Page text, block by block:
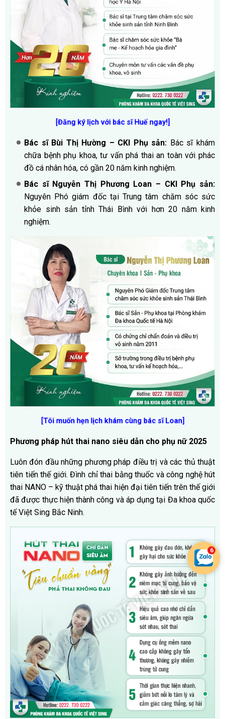
[Đăng ký lịch với bác sĩ Huế ngay!]
Bác sĩ Bùi Thị Hường – CKI Phụ sản: Bác sĩ khám
chữa bệnh phụ khoa, tư vấn phá thai an toàn với phác
đồ cá nhân hóa, có gần 20 năm kinh nghiệm.
Bác sĩ Nguyễn Thị Phương Loan – CKI Phụ sản:
Nguyên Phó giám đốc tại Trung tâm chăm sóc sức
khỏe sinh sản tỉnh Thái Bình với hơn 20 năm kinh
nghiệm.
[Tôi muốn hẹn lịch khám cùng bác sĩ Loan]
Phương pháp hút thai nano siêu dẫn cho phụ nữ 2025
Luôn đón đầu những phương pháp điều trị và các thủ thuật
tiên tiến thế giới. Đình chỉ thai bằng thuốc và công nghệ hút
thai NANO – kỹ thuật phá thai hiện đại tiên tiến trên thế giới
đã được thực hiện thành công và áp dụng tại Đa khoa quốc
tế Việt Sing Bắc Ninh.